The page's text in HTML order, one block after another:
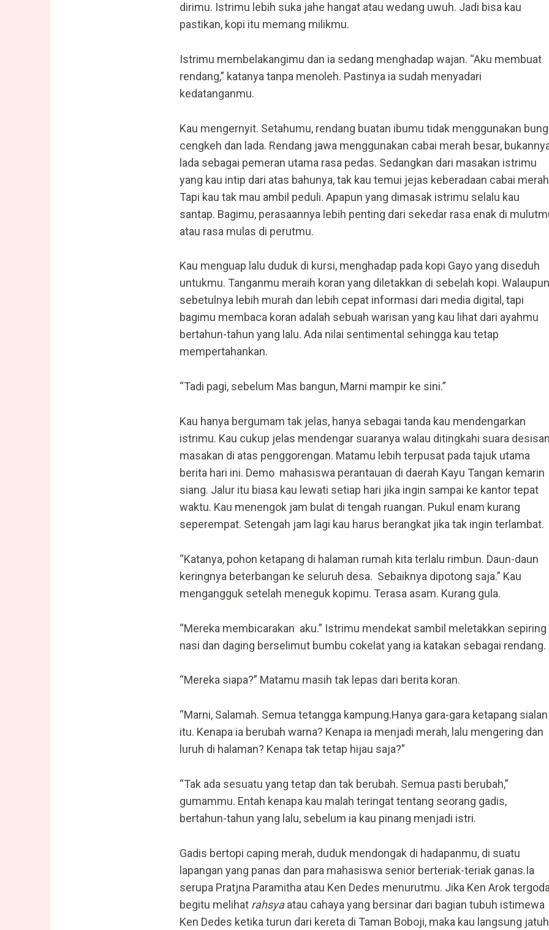
dirimu. Istrimu lebih suka jahe hangat atau wedang uwuh. Jadi bisa kau
pastikan, kopi itu memang milikmu.
Istrimu membelakangimu dan ia sedang menghadap wajan. “Aku membuat
rendang,” katanya tanpa menoleh. Pastinya ia sudah menyadari
kedatanganmu.
Kau mengernyit. Setahumu, rendang buatan ibumu tidak menggunakan
cengkeh dan lada. Rendang jawa menggunakan cabai merah besar,
lada sebagai pemeran utama rasa pedas. Sedangkan dari masakan istrimu
yang kau intip dari atas bahunya, tak kau temui jejas keberadaan cabai
Tapi kau tak mau ambil peduli. Apapun yang dimasak istrimu selalu kau
santap. Bagimu, perasaannya lebih penting dari sekedar rasa enak di
atau rasa mulas di perutmu.
Kau menguap lalu duduk di kursi, menghadap pada kopi Gayo yang diseduh
untukmu. Tanganmu meraih koran yang diletakkan di sebelah kopi. Walaupun
sebetulnya lebih murah dan lebih cepat informasi dari media digital, tapi
bagimu membaca koran adalah sebuah warisan yang kau lihat dari ayahmu
bertahun-tahun yang lalu. Ada nilai sentimental sehingga kau tetap
mempertahankan.
“Tadi pagi, sebelum Mas bangun, Marni mampir ke sini.”
Kau hanya bergumam tak jelas, hanya sebagai tanda kau mendengarkan
istrimu. Kau cukup jelas mendengar suaranya walau ditingkahi suara
masakan di atas penggorengan. Matamu lebih terpusat pada tajuk utama
berita hari ini. Demo mahasiswa perantauan di daerah Kayu Tangan kemarin
siang. Jalur itu biasa kau lewati setiap hari jika ingin sampai ke kantor tepat
waktu. Kau menengok jam bulat di tengah ruangan. Pukul enam kurang
seperempat. Setengah jam lagi kau harus berangkat jika tak ingin terlambat.
“Katanya, pohon ketapang di halaman rumah kita terlalu rimbun. Daun-daun
keringnya beterbangan ke seluruh desa. Sebaiknya dipotong saja.” Kau
mengangguk setelah meneguk kopimu. Terasa asam. Kurang gula.
“Mereka membicarakan aku.” Istrimu mendekat sambil meletakkan sepiring
nasi dan daging berselimut bumbu cokelat yang ia katakan sebagai rendang.
“Mereka siapa?” Matamu masih tak lepas dari berita koran.
“Marni, Salamah. Semua tetangga kampung.Hanya gara-gara ketapang sialan
itu. Kenapa ia berubah warna? Kenapa ia menjadi merah, lalu mengering dan
luruh di halaman? Kenapa tak tetap hijau saja?”
“Tak ada sesuatu yang tetap dan tak berubah. Semua pasti berubah,”
gumammu. Entah kenapa kau malah teringat tentang seorang gadis,
bertahun-tahun yang lalu, sebelum ia kau pinang menjadi istri.
Gadis bertopi caping merah, duduk mendongak di hadapanmu, di suatu
lapangan yang panas dan para mahasiswa senior berteriak-teriak ganas.Ia
serupa Pratjna Paramitha atau Ken Dedes menurutmu. Jika Ken Arok
begitu melihat rahsyaatau cahaya yang bersinar dari bagian tubuh istimewa
Ken Dedes ketika turun dari kereta di Taman Boboji, maka kau langsung jatuh